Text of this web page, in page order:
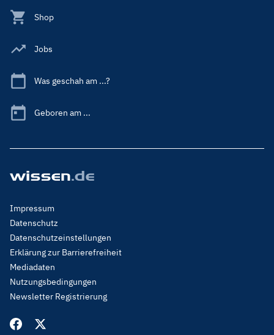
Shop
Jobs
Was geschah am ...?
Geboren am ...
Footer
Menu
Legal
Impressum
Datenschutz
Datenschutzeinstellungen
Erklärung zur Barrierefreiheit
Mediadaten
Nutzungsbedingungen
Newsletter Registrierung